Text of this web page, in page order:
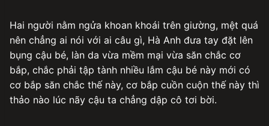
Hai người nằm ngửa khoan khoái trên giường, mệt quá
nên chẳng ai nói với ai câu gì, Hà Anh đưa tay đặt lên
bụng cậu bé, làn da vừa mềm mại vừa săn chắc cơ
bắp, chắc phải tập tành nhiều lắm cậu bé này mới có
cơ bắp săn chắc thế này, cơ bắp cuồn cuộn thế này thì
thảo nào lúc nãy cậu ta chẳng dập cô tơi bời.